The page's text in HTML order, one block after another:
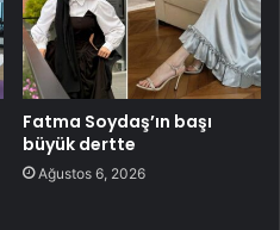
Fatma Soydaş’ın başı
büyük dertte
Ağustos 6, 2026